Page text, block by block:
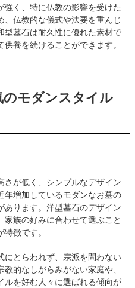
く、特に仏教の影響を受けた
仏教的な儀式や法要を重んじ
型墓石は耐久性に優れた素材で
養を続けることができます。
さが低く、シンプルなデザイン
年増加しているモダンなお墓の
あります。洋型墓石のデザイン
族の好みに合わせて選ぶこと
徴です。
にとらわれず、宗派を問わない
的なしがらみがない家庭や、
ルを好む人々に選ばれる傾向が